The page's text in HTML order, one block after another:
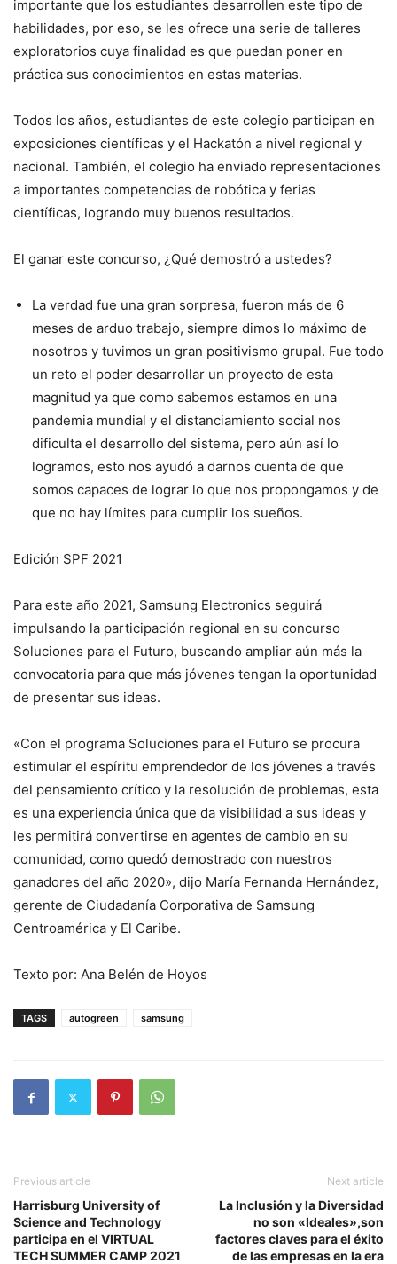
importante que los estudiantes desarrollen este tipo de
habilidades, por eso, se les ofrece una serie de talleres
exploratorios cuya finalidad es que puedan poner en
práctica sus conocimientos en estas materias.
Todos los años, estudiantes de este colegio participan en
exposiciones científicas y el Hackatón a nivel regional y
nacional. También, el colegio ha enviado representaciones
a importantes competencias de robótica y ferias
científicas, logrando muy buenos resultados.
El ganar este concurso, ¿Qué demostró a ustedes?
La verdad fue una gran sorpresa, fueron más de 6
meses de arduo trabajo, siempre dimos lo máximo de
nosotros y tuvimos un gran positivismo grupal. Fue todo
un reto el poder desarrollar un proyecto de esta
magnitud ya que como sabemos estamos en una
pandemia mundial y el distanciamiento social nos
dificulta el desarrollo del sistema, pero aún así lo
logramos, esto nos ayudó a darnos cuenta de que
somos capaces de lograr lo que nos propongamos y de
que no hay límites para cumplir los sueños.
Edición SPF 2021
Para este año 2021, Samsung Electronics seguirá
impulsando la participación regional en su concurso
Soluciones para el Futuro, buscando ampliar aún más la
convocatoria para que más jóvenes tengan la oportunidad
de presentar sus ideas.
«Con el programa Soluciones para el Futuro se procura
estimular el espíritu emprendedor de los jóvenes a través
del pensamiento crítico y la resolución de problemas, esta
es una experiencia única que da visibilidad a sus ideas y
les permitirá convertirse en agentes de cambio en su
comunidad, como quedó demostrado con nuestros
ganadores del año 2020», dijo María Fernanda Hernández,
gerente de Ciudadanía Corporativa de Samsung
Centroamérica y El Caribe.
Texto por: Ana Belén de Hoyos
TAGS autogreen samsung
Previous article
Harrisburg University of
Science and Technology
participa en el VIRTUAL
TECH SUMMER CAMP 2021
Next article
La Inclusión y la Diversidad
no son «Ideales»,son
factores claves para el éxito
de las empresas en la era